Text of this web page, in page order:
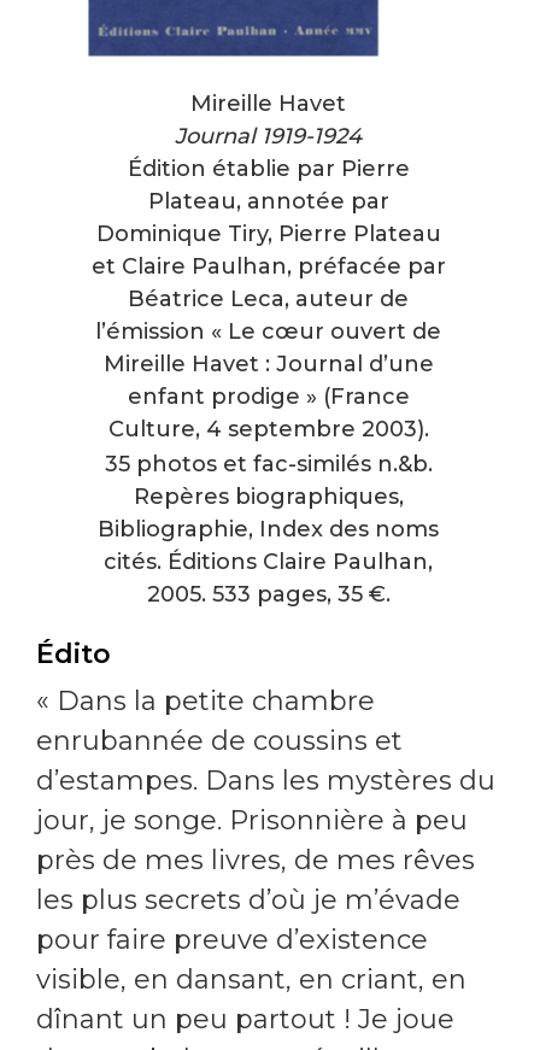
Édito
« Dans la petite chambre
enrubannée de coussins et
d’estampes. Dans les mystères du
jour, je songe. Prisonnière à peu
près de mes livres, de mes rêves
les plus secrets d’où je m’évade
pour faire preuve d’existence
visible, en dansant, en criant, en
dînant un peu partout ! Je joue
Mireille Havet
Journal 1919-1924
Édition établie par Pierre
Plateau, annotée par
Dominique Tiry, Pierre Plateau
et Claire Paulhan, préfacée par
Béatrice Leca, auteur de
l’émission « Le cœur ouvert de
Mireille Havet : Journal d’une
enfant prodige » (France
Culture, 4 septembre 2003).
35 photos et fac-similés n.&b.
Repères biographiques,
Bibliographie, Index des noms
cités. Éditions Claire Paulhan,
2005. 533 pages, 35 €.